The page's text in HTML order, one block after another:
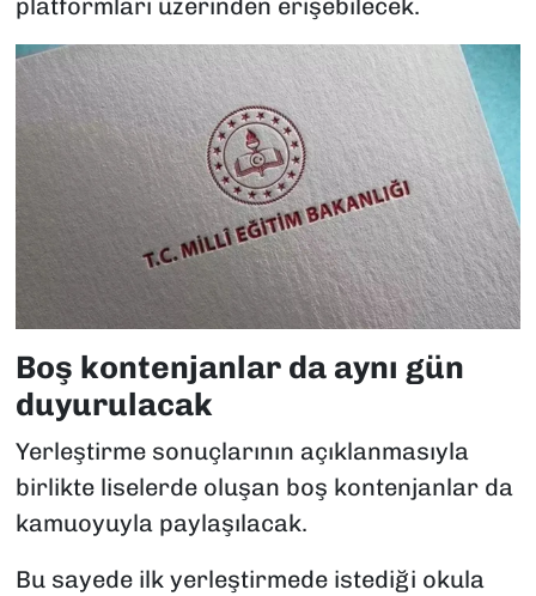
platformları üzerinden erişebilecek.
Boş kontenjanlar da aynı gün
duyurulacak
Yerleştirme sonuçlarının açıklanmasıyla
birlikte liselerde oluşan boş kontenjanlar da
kamuoyuyla paylaşılacak.
Bu sayede ilk yerleştirmede istediği okula